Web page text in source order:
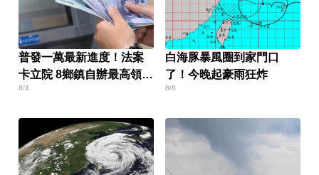
普發一萬最新進度！法案
卡立院 8鄉鎮自辦最高領1
萬
8/4
白海豚暴風圈到家門口
了！今晚起豪雨狂炸
8/8